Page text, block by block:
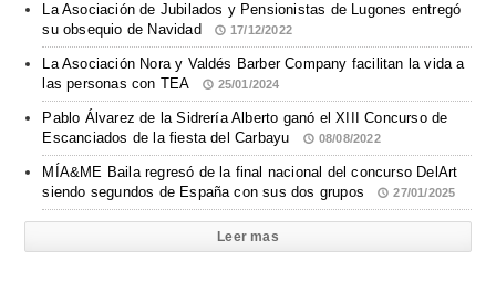
La Asociación de Jubilados y Pensionistas de Lugones entregó
su obsequio de Navidad
17/12/2022
La Asociación Nora y Valdés Barber Company facilitan la vida a
las personas con TEA
25/01/2024
Pablo Álvarez de la Sidrería Alberto ganó el XIII Concurso de
Escanciados de la fiesta del Carbayu
08/08/2022
MÍA&ME Baila regresó de la final nacional del concurso DelArt
siendo segundos de España con sus dos grupos
27/01/2025
Leer mas